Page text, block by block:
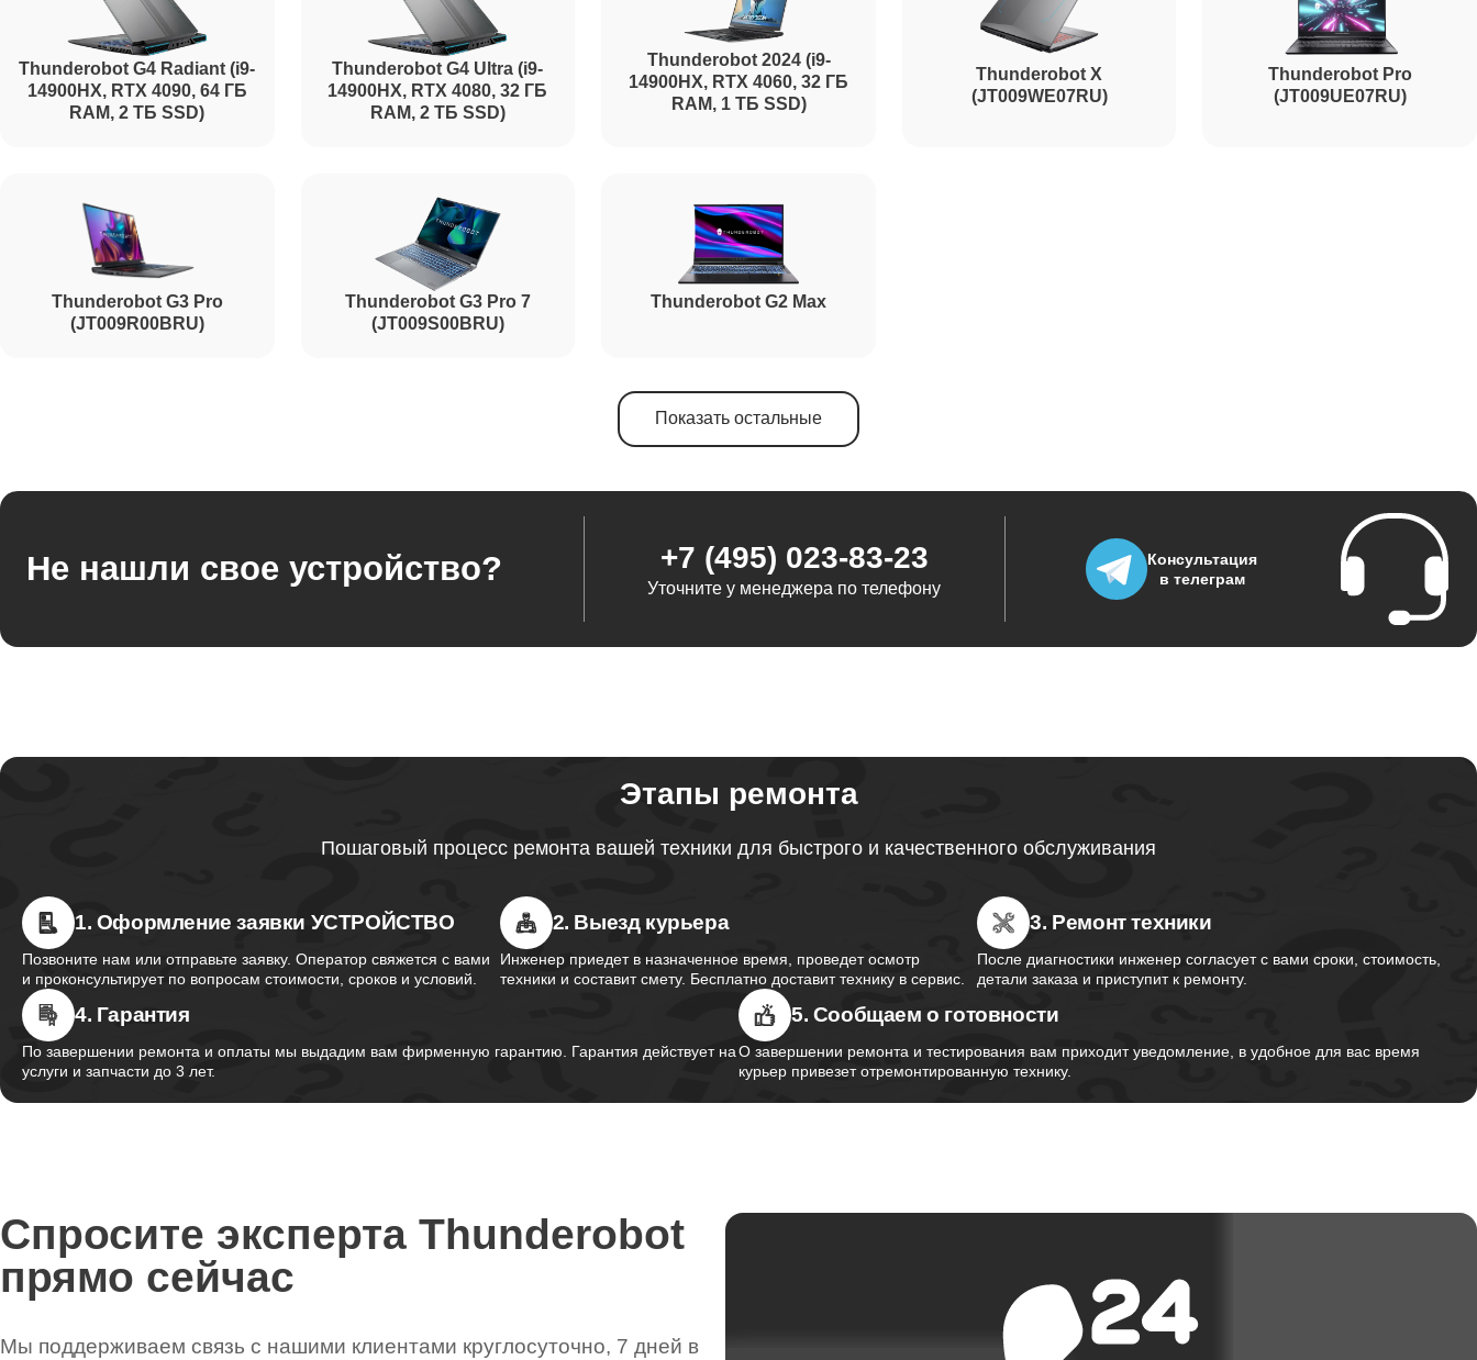
Ремонт USB порта
от 110 минут
1595
Ремонт звуковой карты
от 100 минут
от 40 минут
от 60 минут
Ремонт северного моста
от 90 минут
2750
Ремонт SSD
от 60 минут
Ремонт клавиатуры
Ремонт корпуса 1045
Thunderobot G4 Radiant (i9-
14900HX, RTX 4090, 64 ГБ
RAM, 2 ТБ SSD)
Thunderobot G4 Ultra (i9-
14900HX, RTX 4080, 32 ГБ
RAM, 2 ТБ SSD)
Thunderobot 2024 (i9-
14900HX, RTX 4060, 32 ГБ
RAM, 1 ТБ SSD)
Thunderobot X
(JT009WE07RU)
Thunderobot Pro
(JT009UE07RU)
Thunderobot G3 Pro
(JT009R00BRU)
Thunderobot G3 Pro 7
(JT009S00BRU)
Thunderobot G2 Max
Показать остальные
Не нашли свое устройство? +7 (495) 023-83-23
Уточните у менеджера по телефону
Консультация
в телеграм
Этапы ремонта
Пошаговый процесс ремонта вашей техники для быстрого и качественного обслуживания
1. Оформление заявки УСТРОЙСТВО
Позвоните нам или отправьте заявку. Оператор свяжется с вами
и проконсультирует по вопросам стоимости, сроков и условий.
2. Выезд курьера
Инженер приедет в назначенное время, проведет осмотр
техники и составит смету. Бесплатно доставит технику в сервис.
3. Ремонт техники
После диагностики инженер согласует с вами сроки, стоимость,
детали заказа и приступит к ремонту.
4. Гарантия
По завершении ремонта и оплаты мы выдадим вам фирменную гарантию. Гарантия действует на
услуги и запчасти до 3 лет.
5. Сообщаем о готовности
О завершении ремонта и тестирования вам приходит уведомление, в удобное для вас время
курьер привезет отремонтированную технику.
Спросите эксперта Thunderobot
прямо сейчас
Мы поддерживаем связь с нашими клиентами круглосуточно, 7 дней в